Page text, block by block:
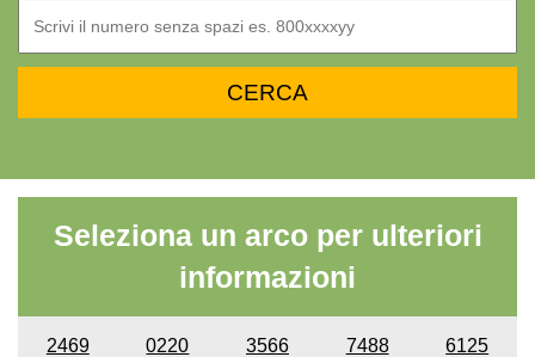
Seleziona un arco per ulteriori
informazioni
2469 0220 3566 7488 6125